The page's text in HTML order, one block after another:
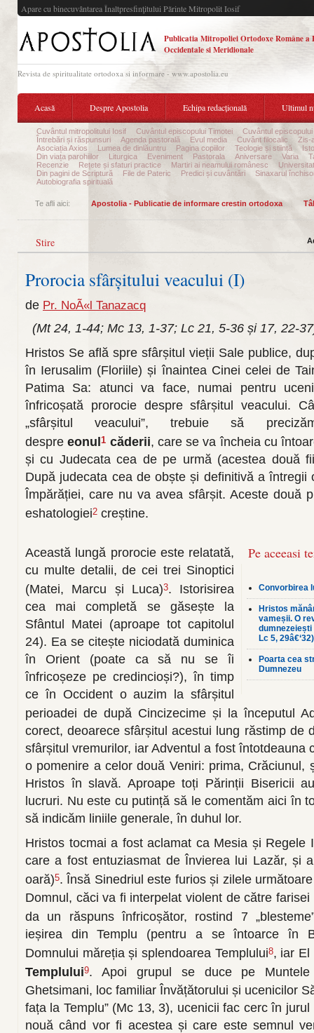
Apare cu binecuvântarea Înaltpresfinţitului Părinte Mitropolit Iosif
Publicatia Mitropoliei Ortodoxe Române a
Occidentale si Meridionale
Revista de spiritualitate ortodoxa si informare - www.apostolia.eu
Acasă Despre Apostolia Echipa redacțională Ultimul
Cuvântul mitropolitului Iosif Cuvântul episcopului Timotei
Cuvântul episcopului
Întrebări și răspunsuri
Agenda pastorală Evul media Cuvânt filocalic
Zis-
Asociația Axios
Lumea de dinlăuntru Pagina copiilor Teologie și stiință
Din viața parohiilor
Liturgica Eveniment Pastorala Aniversare Varia
Recenzie
Rețete și sfaturi practice Martiri ai neamului românesc
Din pagini de Scriptură
File de Pateric Predici și cuvântări
Sinaxarul
Autobiografia spirituală
Te afli aici: Apostolia - Publicatie de informare crestin ortodoxa
Stire
Prorocia sfârșitului veacului (I)
de Pr. NoÃ«l Tanazacq
(Mt 24, 1-44; Mc 13, 1-37; Lc 21, 5-36 și 17, 22-
Hristos Se află spre sfârșitul vieții Sale publice,
în Ierusalim (Floriile) și înaintea Cinei celei de
Patima Sa: atunci va face, numai pentru
înfricoșată prorocie despre sfârșitul veacului.
„sfârșitul veacului”, trebuie să
despreeonul1 căderii, care se va încheia cu
și cu Judecata cea de pe urmă (acestea două
După judecata cea de obște și definitivă a întregii
Împărăției, care nu va avea sfârșit. Aceste două
eshatologiei2 creștine.
Pe aceeasi
Convorbirea
Hristos
vameșii. O
dumnezeiești
Lc 5, 29â€‘32)
Poarta cea
Dumnezeu
Această lungă prorocie este relatată,
cu multe detalii, de cei trei Sinoptici
(Matei, Marcu și Luca)3. Istorisirea
cea mai completă se găsește la
Sfântul Matei (aproape tot capitolul
24). Ea se citește niciodată duminica
în Orient (poate ca să nu se îi
înfricoșeze pe credincioși?), în timp
ce în Occident o auzim la sfârșitul
perioadei de după Cincizecime și la începutul
corect, deoarece sfârșitul acestui lung răstimp de
sfârșitul vremurilor, iar Adventul a fost întotdeauna
o pomenire a celor două Veniri: prima, Crăciunul,
Hristos în slavă. Aproape toți Părinții Bisericii
lucruri. Nu este cu putință să le comentăm aici în
să indicăm liniile generale, în duhul lor.
Hristos tocmai a fost aclamat ca Mesia și Regele
care a fost entuziasmat de Învierea lui Lazăr, și
oară)5. Însă Sinedriul este furios și zilele
Domnul, căci va fi interpelat violent de către
da un răspuns înfricoșător, rostind 7
ieșirea din Templu (pentru a se întoarce în
Domnului măreția și splendoarea Templului8, iar El
Templului9. Apoi grupul se duce pe Muntele
Ghetsimani, loc familiar Învățătorului și ucenicilor
fața la Templu” (Mc 13, 3), ucenicii fac cerc în
nouă când vor fi acestea și care este semnul